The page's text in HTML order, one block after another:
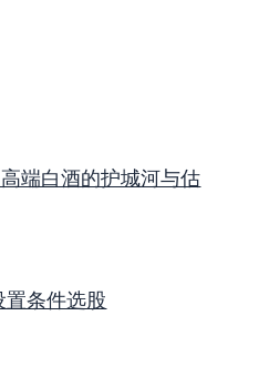
端白酒的护城河与估
条件选股